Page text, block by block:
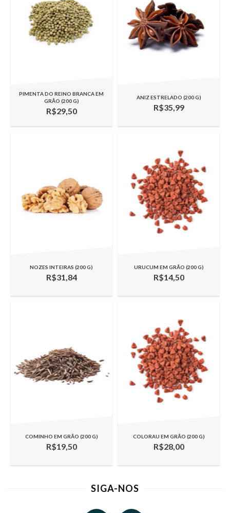
PIMENTA DO REINO BRANCA EM
GRÃO (200 G)
R$29,50
ANIZ ESTRELADO (200 G)
R$35,99
NOZES INTEIRAS (200 G)
R$31,84
URUCUM EM GRÃO (200 G)
R$14,50
COMINHO EM GRÃO (200 G)
R$19,50
COLORAU EM GRÃO (200 G)
R$28,00
SIGA-NOS